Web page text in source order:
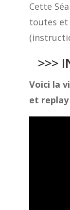
Cette
toutes
>>>
Voici la
et